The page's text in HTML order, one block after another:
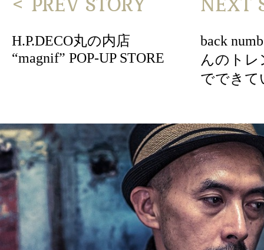
H.P.DECO丸の内店
“magnif” POP-UP STORE
back
んのトレ
でできて